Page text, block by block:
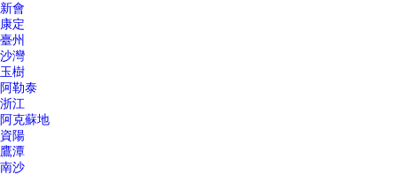
新會
康定
臺州
沙灣
玉樹
阿勒泰
浙江
阿克蘇地
資陽
鷹潭
南沙